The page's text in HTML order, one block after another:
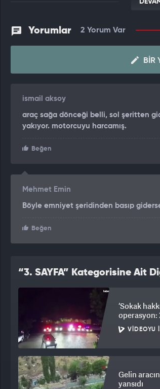
Sağlık ekibinin kontrollerinde
yerindeki ilk müdahalelerinin ardından
Kazayla ilgili soruşturma başlatıldı.
kaydedildi.
Yorumlar 2 Yorum Var
BIR
ismail aksoy
araç sağa dönceği belli, sol şeritten
yakıyor. motorcuyu harcamış.
Beğen
Mehmet Emin
Böyle emniyet şeridinden basıp
Beğen
“3. SAYFA” Kategorisine Ait
‘Sokak
operasyon:
VIDEOYU
Gelin
yansıdı